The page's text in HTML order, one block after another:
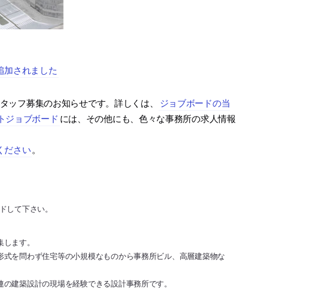
加されました
ッフ募集のお知らせです。詳しくは、
ジョブボードの当
ジョブボード には、その他にも、色々な事務所の求人情報
ださい。
て下さい。
ます。
を問わず住宅等の小規模なものから事務所ビル、高層建築物な
建築設計の現場を経験できる設計事務所です。